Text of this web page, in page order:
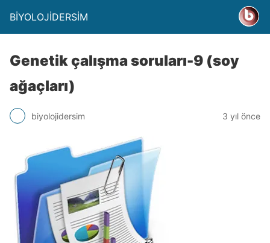
BİYOLOJİDERSİM
Genetik çalışma soruları-9 (soy
ağaçları)
biyolojidersim 3 yıl önce